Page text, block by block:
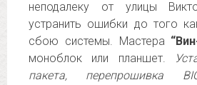
неподалеку от улицы
устранить ошибки до того
сбою системы. Мастера
моноблок или планшет.
пакета, перепрошивка